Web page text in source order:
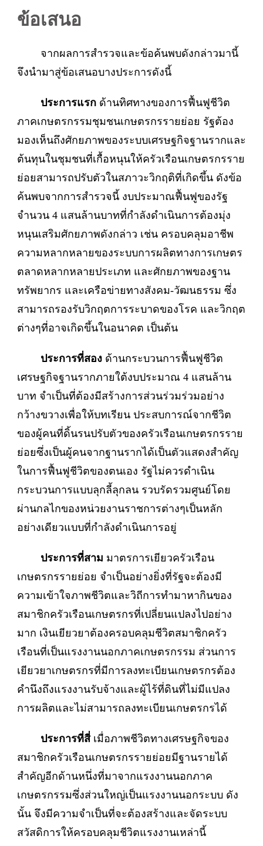
ข้อเสนอ
จากผลการสำรวจและข้อค้นพบดังกล่าวมานี้
จึงนำมาสู่ข้อเสนอบางประการดังนี้
ประการแรก ด้านทิศทางของการฟื้นฟูชีวิต
ภาคเกษตรกรรมชุมชนเกษตรกรรายย่อย รัฐต้อง
มองเห็นถึงศักยภาพของระบบเศรษฐกิจฐานรากและ
ต้นทุนในชุมชนที่เกื้อหนุนให้ครัวเรือนเกษตรกรราย
ย่อยสามารถปรับตัวในสภาวะวิกฤติที่เกิดขึ้น ดังข้อ
ค้นพบจากการสำรวจนี้ งบประมาณฟื้นฟูของรัฐ
จำนวน 4 แสนล้านบาทที่กำลังดำเนินการต้องมุ่ง
หนุนเสริมศักยภาพดังกล่าว เช่น ครอบคลุมอาชีพ
ความหลากหลายของระบบการผลิตทางการเกษตร
ตลาดหลากหลายประเภท และศักยภาพของฐาน
ทรัพยากร และเครือข่ายทางสังคม-วัฒนธรรม ซึ่ง
สามารถรองรับวิกฤตการระบาดของโรค และวิกฤต
ต่างๆที่อาจเกิดขึ้นในอนาคต เป็นต้น
ประการที่สอง ด้านกระบวนการฟื้นฟูชีวิต
เศรษฐกิจฐานรากภายใต้งบประมาณ 4 แสนล้าน
บาท จำเป็นที่ต้องมีสร้างการส่วนร่วมร่วมอย่าง
กว้างขวางเพื่อให้บทเรียน ประสบการณ์จากชีวิต
ของผู้คนที่ดิ้นรนปรับตัวของครัวเรือนเกษตรกรราย
ย่อยซึ่งเป็นผู้คนจากฐานรากได้เป็นตัวแสดงสำคัญ
ในการฟื้นฟูชีวิตของตนเอง รัฐไม่ควรดำเนิน
กระบวนการแบบลุกลี้ลุกลน รวบรัดรวมศูนย์โดย
ผ่านกลไกของหน่วยงานราชการต่างๆเป็นหลัก
อย่างเดียวแบบที่กำลังดำเนินการอยู่
ประการที่สาม มาตรการเยียวครัวเรือน
เกษตรกรรายย่อย จำเป็นอย่างยิ่งที่รัฐจะต้องมี
ความเข้าใจภาพชีวิตและวิถีการทำมาหากินของ
สมาชิกครัวเรือนเกษตรกรที่เปลี่ยนแปลงไปอย่าง
มาก เงินเยียวยาต้องครอบคลุมชีวิตสมาชิกครัว
เรือนที่เป็นแรงงานนอกภาคเกษตรกรรม ส่วนการ
เยียวยาเกษตรกรที่มีการลงทะเบียนเกษตรกรต้อง
คำนึงถึงแรงงานรับจ้างและผู้ไร้ที่ดินที่ไม่มีแปลง
การผลิตและไม่สามารถลงทะเบียนเกษตรกรได้
ประการที่สี่เมื่อภาพชีวิตทางเศรษฐกิจของ
สมาชิกครัวเรือนเกษตรกรรายย่อยมีฐานรายได้
สำคัญอีกด้านหนึ่งที่มาจากแรงงานนอกภาค
เกษตรกรรมซึ่งส่วนใหญ่เป็นแรงงานนอกระบบ ดัง
นั้น จึงมีความจำเป็นที่จะต้องสร้างและจัดระบบ
สวัสดิการให้ครอบคลุมชีวิตแรงงานเหล่านี้